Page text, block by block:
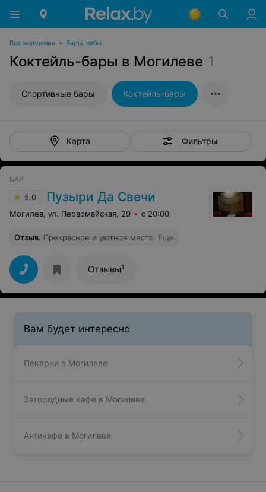
Все заведения • Бары, пабы
Коктейль-бары в Могилеве 1
Спортивные бары Коктейль-бары
Карта Фильтры
БАР
5.0 Пузыри Да Свечи
Могилев, ул. Первомайская, 29 с 20:00
Отзыв. Прекрасное и уютное место Еще
Отзывы1
Вам будет интересно
Пекарни в Могилеве
Загородные кафе в Могилеве
Антикафе в Могилеве